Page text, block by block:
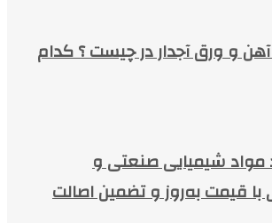
و ورق آجدار در چیست ؟ کدام
مواد شیمیایی صنعتی و
با قیمت به‌روز و تضمین اصالت